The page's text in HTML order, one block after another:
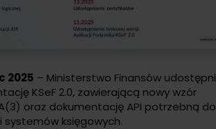
2025 – Ministerstwo Finansów udostępni
KSeF 2.0, zawierającą nowy wzór
oraz dokumentację API potrzebną do
systemów księgowych.